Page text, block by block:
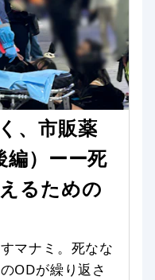
、市販薬
編）ーー死
るための
マナミ。死なな
ODが繰り返さ